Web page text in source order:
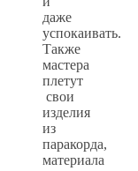
даже
успокаивать.
Также
мастера
плетут
свои
изделия
из
паракорда,
материала